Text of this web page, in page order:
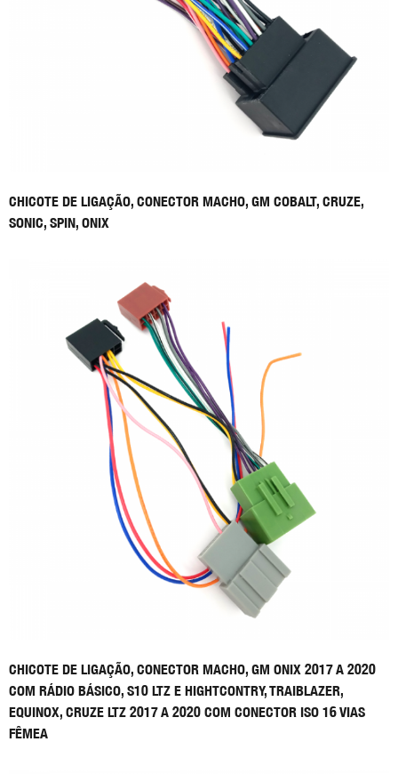
CHICOTE DE LIGAÇÃO, CONECTOR MACHO, GM COBALT, CRUZE,
SONIC, SPIN, ONIX
CHICOTE DE LIGAÇÃO, CONECTOR MACHO, GM ONIX 2017 A 2020
COM RÁDIO BÁSICO, S10 LTZ E HIGHTCONTRY, TRAIBLAZER,
EQUINOX, CRUZE LTZ 2017 A 2020 COM CONECTOR ISO 16 VIAS
FÊMEA